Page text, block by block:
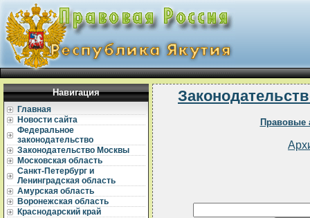
Навигация
Главная
Новости сайта
Федеральное
законодательство
Законодательство Москвы
Московская область
Санкт-Петербург и
Ленинградская область
Амурская область
Воронежская область
Краснодарский край
Правовые